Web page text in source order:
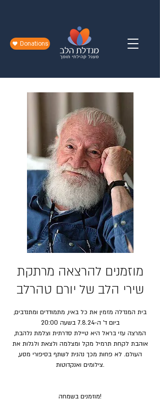
Donations
מוזמנים להרצאה מרתקת
שירי הלב של יורם טהרלב
בית המנדלה מזמין את כל באיו, מתמודדים ומתנדבים,
ביום ד' ה-7.8.24 בשעה 20:00
המרצה עזי בראל היא טיילת סדרתית וצלמת נלהבת,
אוהבת לקחת תרמיל מקל ומצלמה ולצאת ולגלות את
העולם. לא פחות מכך נהנית לשתף בסיפורי מסע,
צילומים ואנקדוטות.
מוזמנים בשמחה!